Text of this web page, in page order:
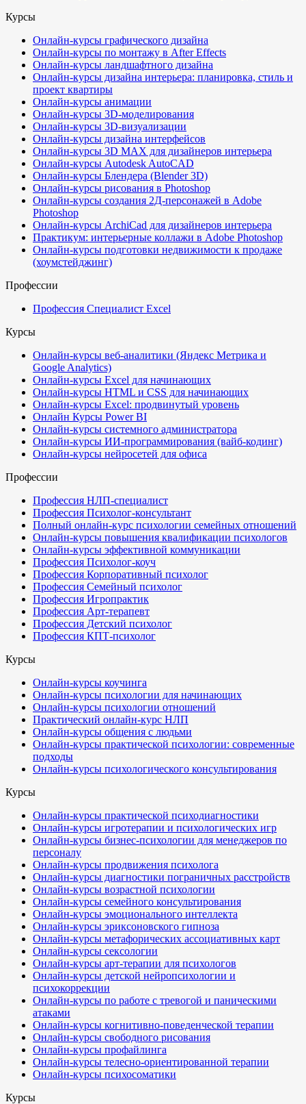
Курсы
Онлайн-курсы графического дизайна
Онлайн-курсы по монтажу в After Effects
Онлайн-курсы ландшафтного дизайна
Онлайн-курсы дизайна интерьера: планировка, стиль и
проект квартиры
Онлайн-курсы анимации
Онлайн-курсы 3D-моделирования
Онлайн-курсы 3D-визуализации
Онлайн-курсы дизайна интерфейсов
Онлайн-курсы 3D MAX для дизайнеров интерьера
Онлайн-курсы Autodesk AutoCAD
Онлайн-курсы Блендера (Blender 3D)
Онлайн-курсы рисования в Photoshop
Онлайн-курсы создания 2Д-персонажей в Adobe
Photoshop
Онлайн-курсы ArchiCad для дизайнеров интерьера
Практикум: интерьерные коллажи в Adobe Photoshop
Онлайн-курсы подготовки недвижимости к продаже
(хоумстейджинг)
Профессии
Профессия Специалист Excel
Курсы
Онлайн-курсы веб-аналитики (Яндекс Метрика и
Google Analytics)
Онлайн-курсы Excel для начинающих
Онлайн-курсы HTML и CSS для начинающих
Онлайн-курсы Excel: продвинутый уровень
Онлайн Курсы Power BI
Онлайн-курсы системного администратора
Онлайн-курсы ИИ-программирования (вайб-кодинг)
Онлайн-курсы нейросетей для офиса
Профессии
Профессия НЛП-специалист
Профессия Психолог-консультант
Полный онлайн-курс психологии семейных отношений
Онлайн-курсы повышения квалификации психологов
Онлайн-курсы эффективной коммуникации
Профессия Психолог-коуч
Профессия Корпоративный психолог
Профессия Семейный психолог
Профессия Игропрактик
Профессия Арт-терапевт
Профессия Детский психолог
Профессия КПТ-психолог
Курсы
Онлайн-курсы коучинга
Онлайн-курсы психологии для начинающих
Онлайн-курсы психологии отношений
Практический онлайн-курс НЛП
Онлайн-курсы общения с людьми
Онлайн-курсы практической психологии: современные
подходы
Онлайн-курсы психологического консультирования
Курсы
Онлайн-курсы практической психодиагностики
Онлайн-курсы игротерапии и психологических игр
Онлайн-курсы бизнес-психологии для менеджеров по
персоналу
Онлайн-курсы продвижения психолога
Онлайн-курсы диагностики пограничных расстройств
Онлайн-курсы возрастной психологии
Онлайн-курсы семейного консультирования
Онлайн-курсы эмоционального интеллекта
Онлайн-курсы эриксоновского гипноза
Онлайн-курсы метафорических ассоциативных карт
Онлайн-курсы сексологии
Онлайн-курсы арт-терапии для психологов
Онлайн-курсы детской нейропсихологии и
психокоррекции
Онлайн-курсы по работе с тревогой и паническими
атаками
Онлайн-курсы когнитивно-поведенческой терапии
Онлайн-курсы свободного рисования
Онлайн-курсы профайлинга
Онлайн-курсы телесно-ориентированной терапии
Онлайн-курсы психосоматики
Курсы